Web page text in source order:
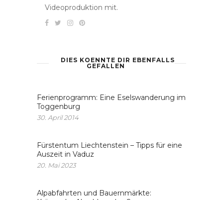
Videoproduktion mit.
DIES KOENNTE DIR EBENFALLS
GEFALLEN
Ferienprogramm: Eine Eselswanderung im
Toggenburg
30. April 2014
Fürstentum Liechtenstein – Tipps für eine
Auszeit in Vaduz
20. Mai 2023
Alpabfahrten und Bauernmärkte: